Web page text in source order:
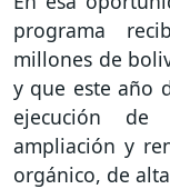
programa
millones de
y que este año
ejecución de
ampliación y
orgánico, de